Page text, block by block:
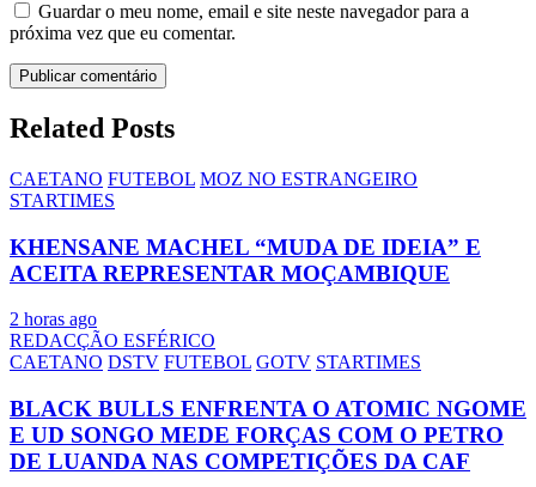
Guardar o meu nome, email e site neste navegador para a
próxima vez que eu comentar.
Related Posts
CAETANO FUTEBOL MOZ NO ESTRANGEIRO
STARTIMES
KHENSANE MACHEL “MUDA DE IDEIA” E
ACEITA REPRESENTAR MOÇAMBIQUE
2 horas ago
REDACÇÃO ESFÉRICO
CAETANO DSTV FUTEBOL GOTV STARTIMES
BLACK BULLS ENFRENTA O ATOMIC NGOME
E UD SONGO MEDE FORÇAS COM O PETRO
DE LUANDA NAS COMPETIÇÕES DA CAF